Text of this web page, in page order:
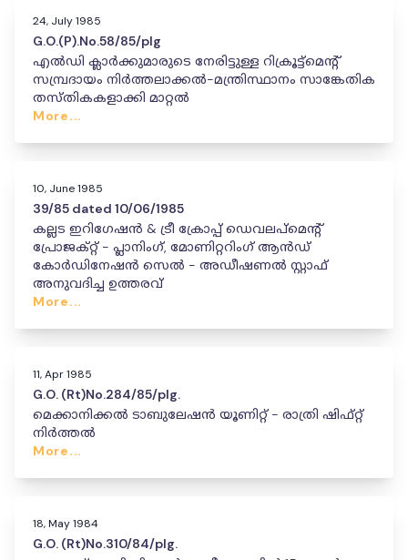
24, July 1985
G.O.(P).No.58/85/plg
എൽഡി ക്ലാർക്കുമാരുടെ നേരിട്ടുള്ള റിക്രൂട്ട്‌മെന്റ്
സമ്പ്രദായം നിർത്തലാക്കൽ-മന്ത്രിസ്ഥാനം സാങ്കേതിക
തസ്തികകളാക്കി മാറ്റൽ
More...
10, June 1985
39/85 dated 10/06/1985
കല്ലട ഇറിഗേഷൻ & ട്രീ ക്രോപ്പ് ഡെവലപ്‌മെന്റ്
പ്രോജക്റ്റ് - പ്ലാനിംഗ്, മോണിറ്ററിംഗ് ആൻഡ്
കോർഡിനേഷൻ സെൽ - അഡീഷണൽ സ്റ്റാഫ്
അനുവദിച്ച ഉത്തരവ്
More...
11, Apr 1985
G.O. (Rt)No.284/85/plg.
മെക്കാനിക്കൽ ടാബുലേഷൻ യൂണിറ്റ് - രാത്രി ഷിഫ്റ്റ്
നിർത്തൽ
More...
18, May 1984
G.O. (Rt)No.310/84/plg.